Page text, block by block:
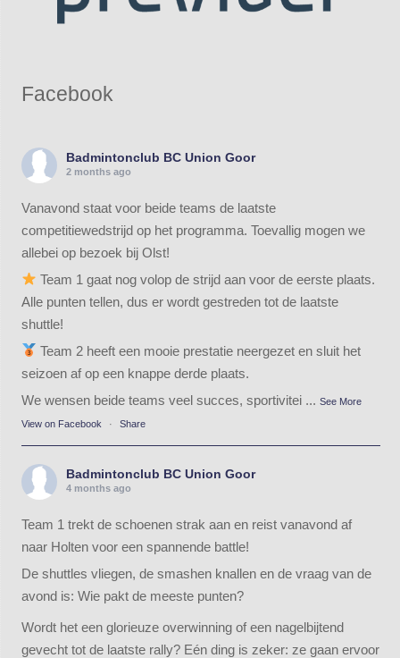
Facebook
Badmintonclub BC Union Goor
2 months ago
Vanavond staat voor beide teams de laatste
competitiewedstrijd op het programma. Toevallig mogen we
allebei op bezoek bij Olst!
Team 1 gaat nog volop de strijd aan voor de eerste plaats.
Alle punten tellen, dus er wordt gestreden tot de laatste
shuttle!
Team 2 heeft een mooie prestatie neergezet en sluit het
seizoen af op een knappe derde plaats.
We wensen beide teams veel succes, sportivitei ... See More
View on Facebook · Share
Badmintonclub BC Union Goor
4 months ago
Team 1 trekt de schoenen strak aan en reist vanavond af
naar Holten voor een spannende battle!
De shuttles vliegen, de smashen knallen en de vraag van de
avond is: Wie pakt de meeste punten?
Wordt het een glorieuze overwinning of een nagelbijtend
gevecht tot de laatste rally? Eén ding is zeker: ze gaan ervoor